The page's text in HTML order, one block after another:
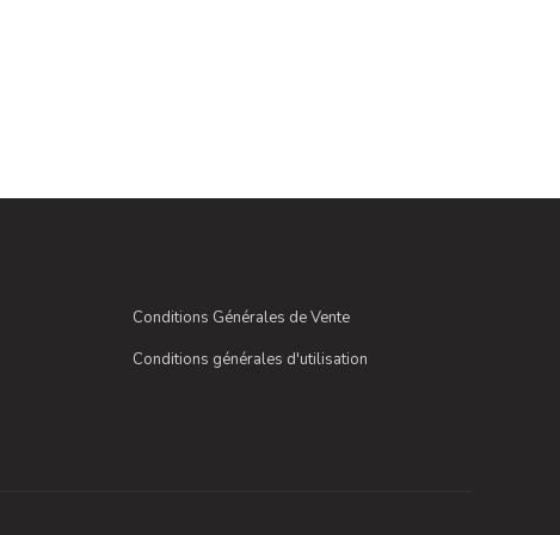
Conditions Générales de Vente
Conditions générales d'utilisation